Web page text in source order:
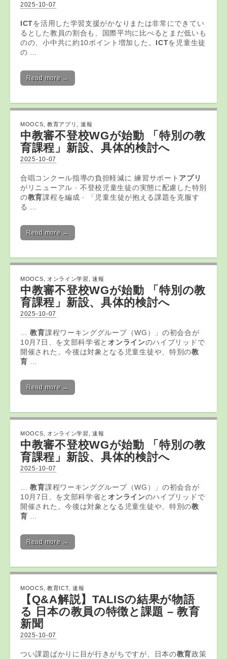
2025-10-07
ICTを活用した学習支援がかなりまたは非常にできてい
るとした教員の割合も、国際平均に比べるとまだ低いも
のの、小中共に約10ポイント増加した。 ICTを児童生徒
の …
Read more →
MOOCS 教育アプリ 速報
中教審不登校WGが始動 「特別の教
育課程」新設、具体的検討へ
2025-10-07
合唱コンクール指導の負担軽減に 練習サポート アプリ
がリニューアル · 不登校児童生徒の実態に配慮した特別
の教育課程を編成 · 「児童生徒が抱える課題を克服す
る …
Read more →
MOOCS オンライン学習 ,速報
中教審不登校WGが始動 「特別の教
育課程」新設、具体的検討へ
2025-10-07
…教育課程ワーキンググループ（WG）」の初会合が
10月7日、を文部科学省と オンラインのハイブリッドで
開催された。今後は対象となる児童生徒や、特別の教
育
Read more →
MOOCS オンライン学習 ,速報
中教審不登校WGが始動 「特別の教
育課程」新設、具体的検討へ
2025-10-07
…教育課程ワーキンググループ（WG）」の初会合が
10月7日、を文部科学省と オンラインのハイブリッドで
開催された。今後は対象となる児童生徒や、特別の教
育
Read more →
MOOCS 教育ICT, 速報
【Q&A解説】TALISの結果が物語
る 日本の教員の特徴と課題 –教育
新聞
2025-10-07
つい課題ばかりに目が行きがちですが、日本の教育政策